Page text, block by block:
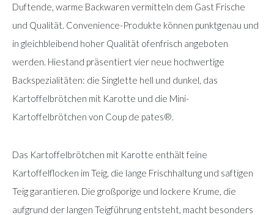
Duftende, warme Backwaren vermitteln dem Gast Frische
und Qualität. Convenience-Produkte können punktgenau und
in gleichbleibend hoher Qualität ofenfrisch angeboten
werden. Hiestand präsentiert vier neue hochwertige
Backspezialitäten: die Singlette hell und dunkel, das
Kartoffelbrötchen mit Karotte und die Mini-
Kartoffelbrötchen von Coup de pates®.
Das Kartoffelbrötchen mit Karotte enthält feine
Kartoffelflocken im Teig, die lange Frischhaltung und saftigen
Teig garantieren. Die großporige und lockere Krume, die
aufgrund der langen Teigführung entsteht, macht besonders